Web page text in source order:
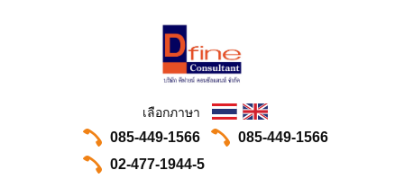
เลือกภาษา
085-449-1566
02-477-1944-5
085-449-1566